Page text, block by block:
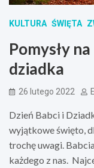
KULTURA ŚWIĘTA
Pomysły
dziadka
26 lutego 2022
Dzień Babci i
wyjątkowe święto,
trochę uwagi.
każdego z nas.